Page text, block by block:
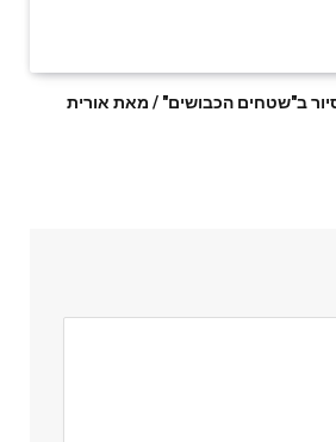
ב"שטחים הכבושים" / מאת אורית